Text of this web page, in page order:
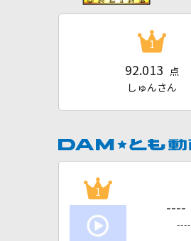
1
92.013
点
しゅんさん
1
----
----